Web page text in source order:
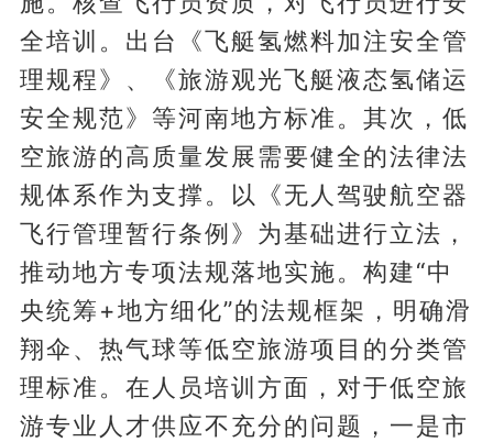
全培训。出台《飞艇氢燃料加注安全管
理规程》、《旅游观光飞艇液态氢储运
安全规范》等河南地方标准。其次，低
空旅游的高质量发展需要健全的法律法
规体系作为支撑。以《无人驾驶航空器
飞行管理暂行条例》为基础进行立法，
推动地方专项法规落地实施。构建“中
央统筹+地方细化”的法规框架，明确滑
翔伞、热气球等低空旅游项目的分类管
理标准。在人员培训方面，对于低空旅
游专业人才供应不充分的问题，一是市